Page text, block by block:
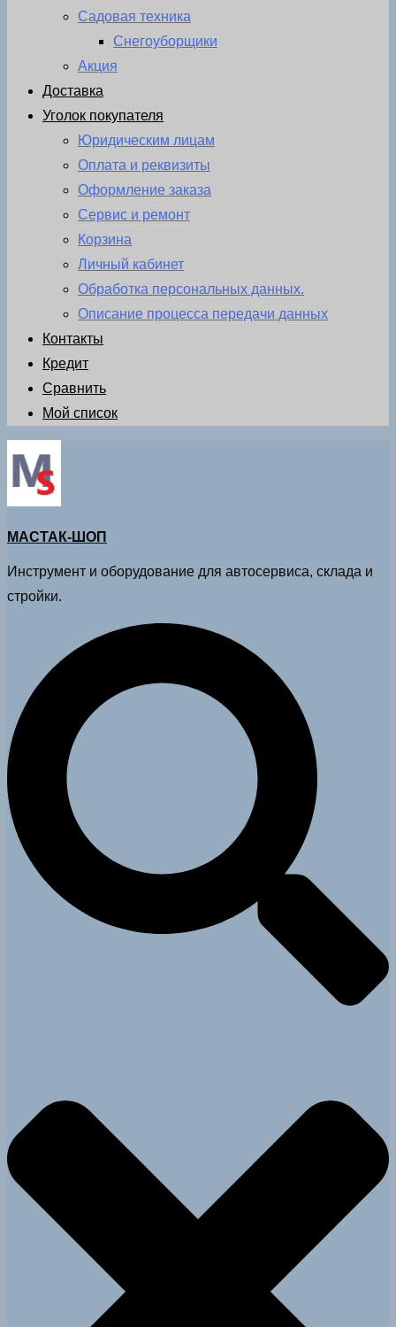
Садовая техника
Снегоуборщики
Акция
Доставка
Уголок покупателя
Юридическим лицам
Оплата и реквизиты
Оформление заказа
Сервис и ремонт
Корзина
Личный кабинет
Обработка персональных данных.
Описание процесса передачи данных
Контакты
Кредит
Сравнить
Мой список
МАСТАК-ШОП
Инструмент и оборудование для автосервиса, склада и
стройки.